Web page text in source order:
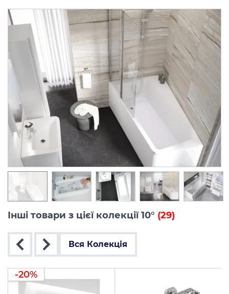
Інші товари з цієї колекції 10° (29)
Вся Колекція
-20%